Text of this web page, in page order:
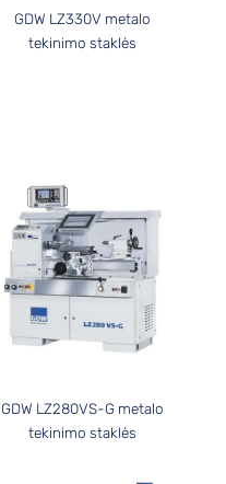
GDW LZ330V metalo
tekinimo staklės
GDW LZ280VS-G metalo
tekinimo staklės